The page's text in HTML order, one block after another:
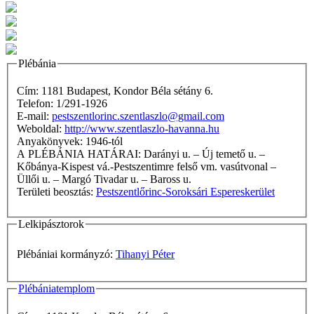
Plébánia
Cím: 1181 Budapest, Kondor Béla sétány 6.
Telefon: 1/291-1926
E-mail: pestszentlorinc.szentlaszlo@gmail.com
Weboldal: http://www.szentlaszlo-havanna.hu
Anyakönyvek: 1946-tól
A PLÉBÁNIA HATÁRAI: Darányi u. – Új temető u. –
Kőbánya-Kispest vá.-Pestszentimre felső vm. vasútvonal –
Üllői u. – Margó Tivadar u. – Baross u.
Területi beosztás: Pestszentlőrinc-Soroksári Espereskerület
Lelkipásztorok
Plébániai kormányzó: Tihanyi Péter
Plébániatemplom